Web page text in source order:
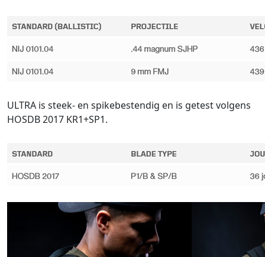
ULTRA is steek- en spikebestendig en is getest volgens
HOSDB 2017 KR1+SP1.